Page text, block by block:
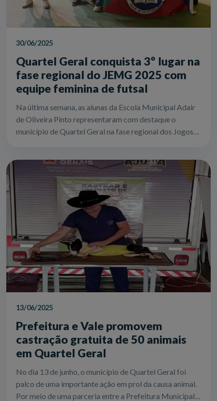
30/06/2025
Quartel Geral conquista 3º lugar na
fase regional do JEMG 2025 com
equipe feminina de futsal
Na última semana, as alunas da Escola Municipal Adair
de Oliveira Pinto representaram com destaque o
município de Quartel Geral na fase regional dos Jogos
13/06/2025
Prefeitura e Vale promovem
castração gratuita de 50 animais
em Quartel Geral
No dia 13 de junho, o município de Quartel Geral foi
palco de uma importante ação em prol da causa animal.
Por meio de uma parceria entre a Prefeitura Municipal,